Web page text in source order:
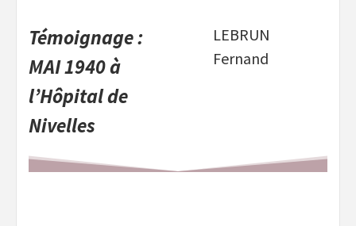
Témoignage :
MAI 1940 à
l’Hôpital de
Nivelles
LEBRUN
Fernand